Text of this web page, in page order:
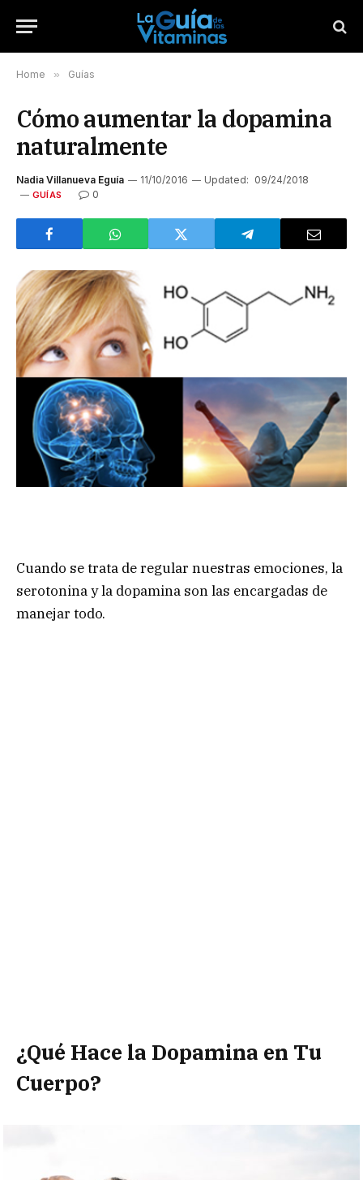
Home » Guías
Cómo aumentar la dopamina
naturalmente
Nadia Villanueva Eguía 11/10/2016 Updated: 09/24/2018
GUÍAS 0
Cuando se trata de regular nuestras emociones, la
serotonina y la dopamina son las encargadas de
manejar todo.
¿Qué Hace la Dopamina en Tu
Cuerpo?